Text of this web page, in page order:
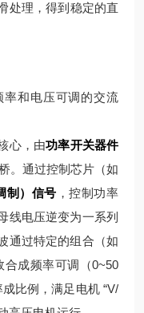
处理，得到稳定的直
率和电压可调的交流
心，由功率开关器件
。通过控制芯片（如
制）信号 ，控制功率
线电压逆变为一系列
通过特定的组合（如
成频率可调（0~50
比例，满足电机 “V/